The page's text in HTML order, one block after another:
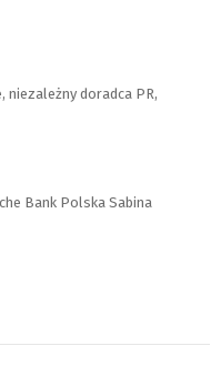
niezależny doradca PR,
Bank Polska Sabina